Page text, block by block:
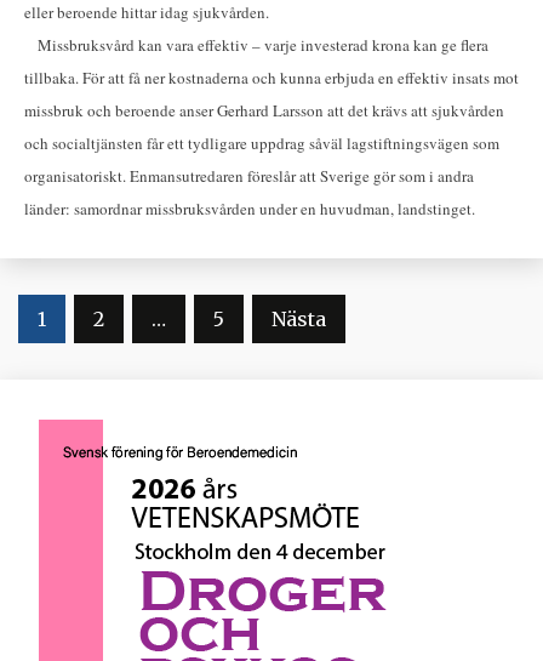
eller beroende hittar idag sjukvården.
Missbruksvård kan vara effektiv – varje investerad krona kan ge flera
tillbaka. För att få ner kostnaderna och kunna erbjuda en effektiv insats mot
missbruk och beroende anser Gerhard Larsson att det krävs att sjukvården
och socialtjänsten får ett tydligare uppdrag såväl lagstiftningsvägen som
organisatoriskt. Enmansutredaren föreslår att Sverige gör som i andra
länder: samordnar missbruksvården under en huvudman, landstinget.
Sidnumrering
1 2 … 5 Nästa